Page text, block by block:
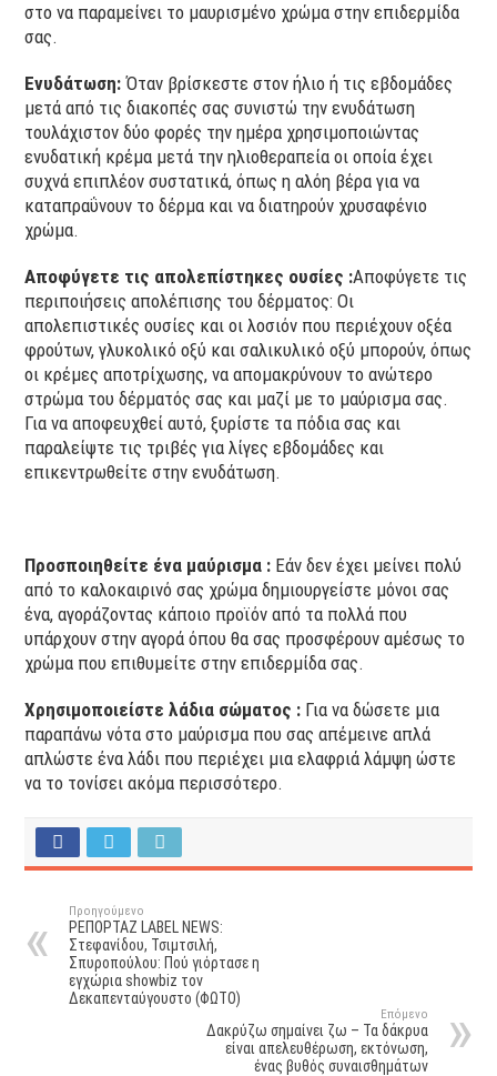
στο να παραμείνει το μαυρισμένο χρώμα στην επιδερμίδα
σας.
Ενυδάτωση: Όταν βρίσκεστε στον ήλιο ή τις εβδομάδες
μετά από τις διακοπές σας συνιστώ την ενυδάτωση
τουλάχιστον δύο φορές την ημέρα χρησιμοποιώντας
ενυδατική κρέμα μετά την ηλιοθεραπεία οι οποία έχει
συχνά επιπλέον συστατικά, όπως η αλόη βέρα για να
καταπραΰνουν το δέρμα και να διατηρούν χρυσαφένιο
χρώμα.
Αποφύγετε τις απολεπίστηκες ουσίες :Αποφύγετε τις
περιποιήσεις απολέπισης του δέρματος: Οι
απολεπιστικές ουσίες και οι λοσιόν που περιέχουν οξέα
φρούτων, γλυκολικό οξύ και σαλικυλικό οξύ μπορούν, όπως
οι κρέμες αποτρίχωσης, να απομακρύνουν το ανώτερο
στρώμα του δέρματός σας και μαζί με το μαύρισμα σας.
Για να αποφευχθεί αυτό, ξυρίστε τα πόδια σας και
παραλείψτε τις τριβές για λίγες εβδομάδες και
επικεντρωθείτε στην ενυδάτωση.
Προσποιηθείτε ένα μαύρισμα : Εάν δεν έχει μείνει πολύ
από το καλοκαιρινό σας χρώμα δημιουργείστε μόνοι σας
ένα, αγοράζοντας κάποιο προϊόν από τα πολλά που
υπάρχουν στην αγορά όπου θα σας προσφέρουν αμέσως το
χρώμα που επιθυμείτε στην επιδερμίδα σας.
Χρησιμοποιείστε λάδια σώματος : Για να δώσετε μια
παραπάνω νότα στο μαύρισμα που σας απέμεινε απλά
απλώστε ένα λάδι που περιέχει μια ελαφριά λάμψη ώστε
να το τονίσει ακόμα περισσότερο.
Προηγούμενο
ΡΕΠΟΡΤΑΖ LABEL NEWS:
Στεφανίδου, Τσιμτσιλή,
Σπυροπούλου: Πού γιόρτασε η
εγχώρια showbiz τον
Δεκαπενταύγουστο (ΦΩΤΟ)
Επόμενο
Δακρύζω σημαίνει ζω – Τα δάκρυα
είναι απελευθέρωση, εκτόνωση,
ένας βυθός συναισθημάτων